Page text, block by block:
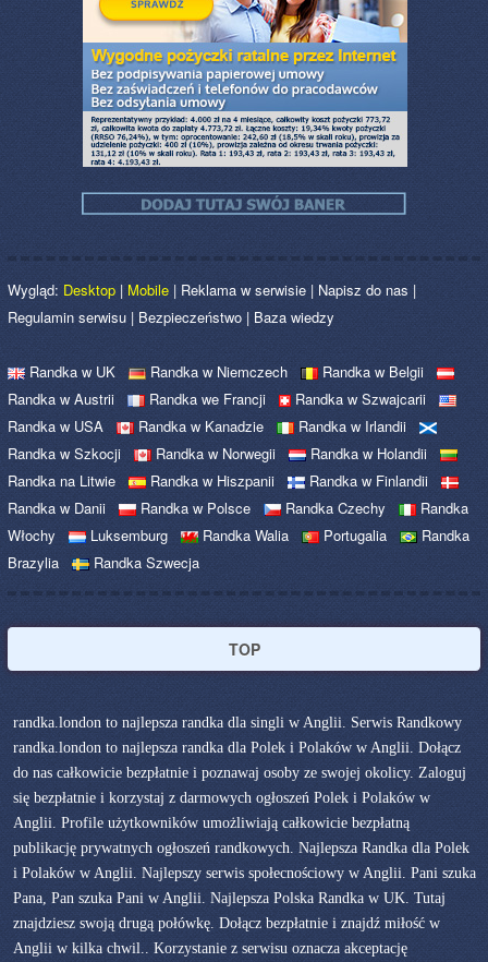
Wygląd: Desktop | Mobile | Reklama w serwisie | Napisz do nas |
Regulamin serwisu | Bezpieczeństwo | Baza wiedzy
Randka w UK Randka w Niemczech
Randka w Belgii
Randka w Austrii
Randka we Francji
Randka w Szwajcarii
Randka w USA
Randka w Kanadzie
Randka w Irlandii
Randka w Szkocji
Randka w Norwegii
Randka w Holandii
Randka na Litwie
Randka w Hiszpanii
Randka w Finlandii
Randka w Danii
Randka w Polsce Randka Czechy
Randka
Włochy
Luksemburg Randka Walia Portugalia
Randka
Brazylia
Randka Szwecja
TOP
randka.london to najlepsza randka dla singli w Anglii. Serwis Randkowy
randka.london to najlepsza randka dla Polek i Polaków w Anglii. Dołącz
do nas całkowicie bezpłatnie i poznawaj osoby ze swojej okolicy. Zaloguj
się bezpłatnie i korzystaj z darmowych ogłoszeń Polek i Polaków w
Anglii. Profile użytkowników umożliwiają całkowicie bezpłatną
publikację prywatnych ogłoszeń randkowych. Najlepsza Randka dla Polek
i Polaków w Anglii. Najlepszy serwis społecnościowy w Anglii. Pani szuka
Pana, Pan szuka Pani w Anglii. Najlepsza Polska Randka w UK. Tutaj
znajdziesz swoją drugą połówkę. Dołącz bezpłatnie i znajdź miłość w
Anglii w kilka chwil.. Korzystanie z serwisu oznacza akceptację